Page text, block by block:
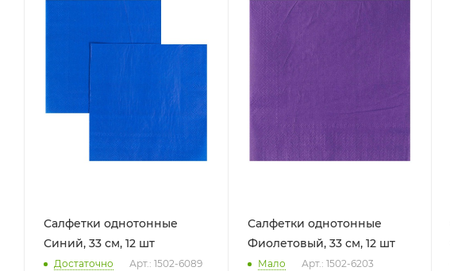
Салфетки однотонные
Синий, 33 см, 12 шт
Достаточно Арт.: 1502-6089
Салфетки однотонные
Фиолетовый, 33 см, 12 шт
Мало Арт.: 1502-6203